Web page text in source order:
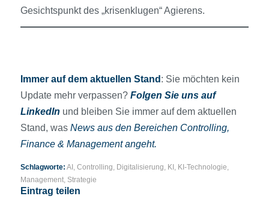
Gesichtspunkt des „krisenklugen“ Agierens.
Immer auf dem aktuellen Stand : Sie möchten kein
Update mehr verpassen? Folgen Sie uns auf
LinkedIn und bleiben Sie immer auf dem aktuellen
Stand, was News aus den Bereichen Controlling,
Finance & Management angeht.
Schlagworte: AI, Controlling Digitalisierung KI, KI-Technologie
Management, Strategie
Eintrag teilen